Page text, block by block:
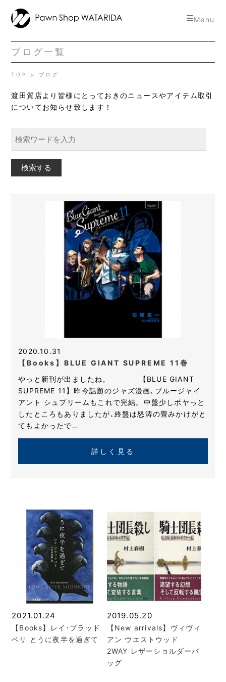
toggle
Menu
ブログ一覧
TOP ブログ
渡田質店より皆様にとっておきのニュースやアイテム取引
についてお知らせ致します！
2020.10.31
【Books】BLUE GIANT SUPREME 11巻
やっと新刊が出ましたね。 【BLUE GIANT
SUPREME 11】昨今話題のジャズ漫画､ブルージャイ
アント シュプリームもこれで完結。中盤少しボヤっと
したところもありましたが､終盤は怒涛の畳みかけがと
てもよかったで…
詳しく見る
2021.01.24
【Books】レイ･ブラッド
ベリ とうに夜半を過ぎて
2019.05.20
【New arrivals】ヴィヴィ
アン ウエストウッド
2WAY レザーショルダーバ
ッグ